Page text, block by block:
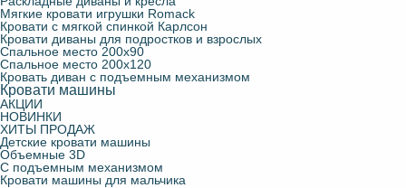
Мягкие кровати игрушки Romack
Кровати с мягкой спинкой Карлсон
Кровати диваны для подростков и взрослых
Спальное место 200х90
Спальное место 200х120
Кровать диван с подъемным механизмом
Кровати машины
АКЦИИ
НОВИНКИ
ХИТЫ ПРОДАЖ
Детские кровати машины
Объемные 3D
С подъемным механизмом
Кровати машины для мальчика